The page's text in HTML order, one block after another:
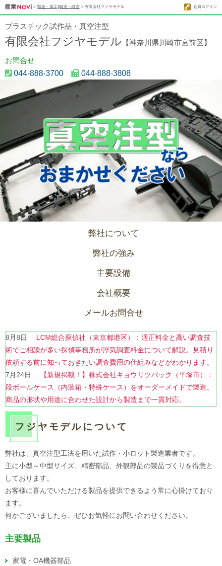
会員ログイン
> [製造・加工][鋳造・鍛造] > 有限会社フジヤモデル
プラスチック試作品・真空注型
有限会社フジヤモデル 【神奈川県川崎市宮前区】
お問合せ
044-888-3700 044-888-3808
弊社について
弊社の強み
主要設備
会社概要
メールお問合せ
8月8日 LCM総合探偵社（東京都港区）：適正料金と高い調査技
術でご相談が多い探偵事務所が浮気調査料金について解説。見積り
依頼する前に知っておきたい調査費用の仕組みなどがわかります。
7月24日
【新規掲載！】株式会社キョウリツパック（平塚市）：
段ボールケース（内装箱・特殊ケース）をオーダーメイドで製造。
商品の形状や用途に合わせた設計から製造まで一貫対応。
7月22日
所（富山市）：耐震診断・耐震設計・耐震リノベ／リフォームの設
計士をワンストップでご紹介。性能向上・省エネ・建て替えのご相
談にも対応します。
7月6日
【リニューアル】株式会社Ringing（横浜市）：クラウド
PBX・Asterisk対応のソフトフォン&チャット統合型の法人向けIP電
話アプリ
6月26日
業界への就職・転職に特化した電工ナビ【関東版】なら、電気工事
6月23日【新規掲載！】株式会社カーテン・じゅうたん王国（東
イスターが既製品との違いから解説。
フジヤモデルについて
弊社は、真空注型工法を用いた試作・小ロット製造業者です。
主に小型～中型サイズ、精密部品、外観部品の製品づくりを得意と
しております。
お客様に喜んでいただける製品を提供できるよう常に心掛けており
ます。
何かございましたら、ぜひお気軽にお問い合わせください。
主要製品
家電・OA機器部品